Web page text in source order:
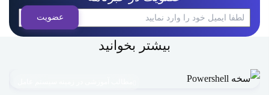
بیشتر بخوانید